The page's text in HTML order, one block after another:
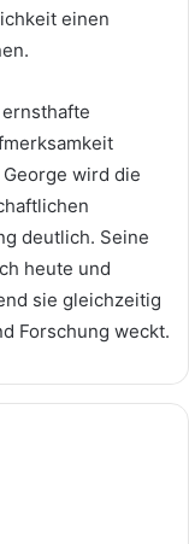
einen
wird die
deutlich. Seine
heute und
sie gleichzeitig
Forschung weckt.